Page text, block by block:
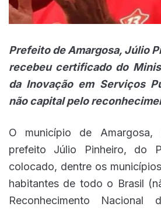
Prefeito de Amargosa, Júlio
recebeu certificado do
da Inovação em Serviços
não capital pelo
O município de Amargosa,
prefeito Júlio Pinheiro, do
colocado, dentre os
habitantes de todo o Brasil
Reconhecimento Nacional